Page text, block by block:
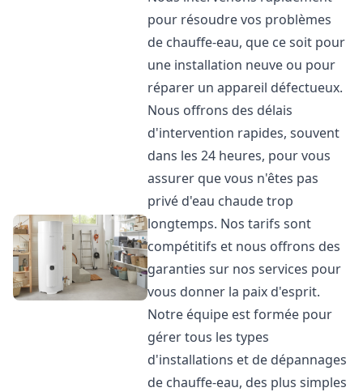
pour résoudre vos problèmes
de chauffe-eau, que ce soit pour
une installation neuve ou pour
réparer un appareil défectueux.
Nous offrons des délais
d'intervention rapides, souvent
dans les 24 heures, pour vous
assurer que vous n'êtes pas
privé d'eau chaude trop
longtemps. Nos tarifs sont
compétitifs et nous offrons des
garanties sur nos services pour
vous donner la paix d'esprit.
Notre équipe est formée pour
gérer tous les types
d'installations et de dépannages
de chauffe-eau, des plus simples